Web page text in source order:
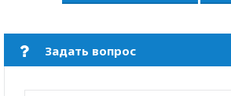
Задать вопрос